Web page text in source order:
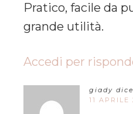
Pratico, facile da
grande utilità.
Accedi per
giady dice
11 APRILE